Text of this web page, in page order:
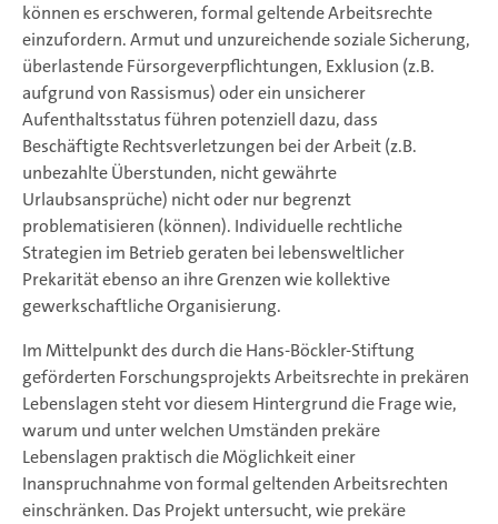
können es erschweren, formal geltende Arbeitsrechte
einzufordern. Armut und unzureichende soziale Sicherung,
überlastende Fürsorgeverpflichtungen, Exklusion (z.B.
aufgrund von Rassismus) oder ein unsicherer
Aufenthaltsstatus führen potenziell dazu, dass
Beschäftigte Rechtsverletzungen bei der Arbeit (z.B.
unbezahlte Überstunden, nicht gewährte
Urlaubsansprüche) nicht oder nur begrenzt
problematisieren (können). Individuelle rechtliche
Strategien im Betrieb geraten bei lebensweltlicher
Prekarität ebenso an ihre Grenzen wie kollektive
gewerkschaftliche Organisierung.
Im Mittelpunkt des durch die Hans-Böckler-Stiftung
geförderten Forschungsprojekts Arbeitsrechte in prekären
Lebenslagen steht vor diesem Hintergrund die Frage wie,
warum und unter welchen Umständen prekäre
Lebenslagen praktisch die Möglichkeit einer
Inanspruchnahme von formal geltenden Arbeitsrechten
einschränken. Das Projekt untersucht, wie prekäre